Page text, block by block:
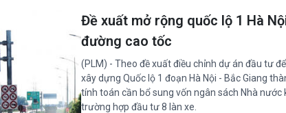
Đề xuất mở rộng quốc lộ 1 Hà
đường cao tốc
(PLM) - Theo đề xuất điều chỉnh dự án đầu tư
xây dựng Quốc lộ 1 đoạn Hà Nội - Bắc Giang
tính toán cần bổ sung vốn ngân sách Nhà
trường hợp đầu tư 8 làn xe.